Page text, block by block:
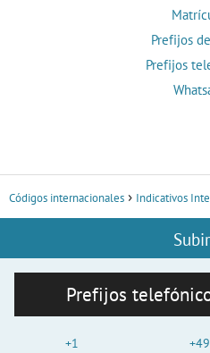
Prefijos
Prefijos
Códigos internacionales Indicativos
Subir
Prefijos
+1
+49